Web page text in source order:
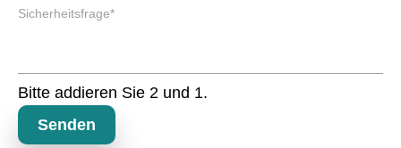
lP
h
f
Sicherheitsfrage*
Bitte addieren Sie 2 und 1.
Senden